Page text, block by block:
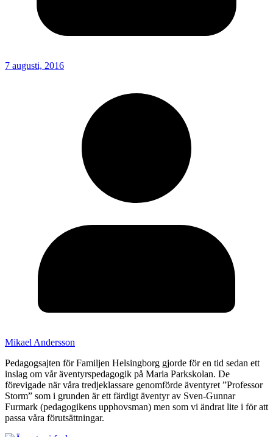
7 augusti, 2016
Mikael Andersson
Pedagogsajten för Familjen Helsingborg gjorde för en tid sedan ett
inslag om vår äventyrspedagogik på Maria Parkskolan. De
förevigade när våra tredjeklassare genomförde äventyret ”Professor
Storm” som i grunden är ett färdigt äventyr av Sven-Gunnar
Furmark (pedagogikens upphovsman) men som vi ändrat lite i för att
passa våra förutsättningar.